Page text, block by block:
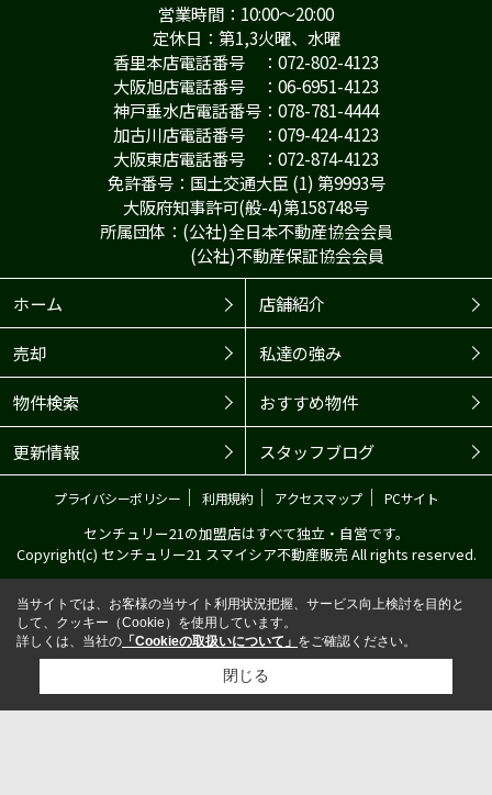
営業時間：10:00～20:00
定休日：第1,3火曜、水曜
香里本店電話番号 ：072-802-4123
大阪旭店電話番号 ：06-6951-4123
神戸垂水店電話番号：078-781-4444
加古川店電話番号 ：079-424-4123
大阪東店電話番号 ：072-874-4123
免許番号：国土交通大臣 (1) 第9993号
大阪府知事許可(般-4)第158748号
所属団体：(公社)全日本不動産協会会員
(公社)不動産保証協会会員
ホーム
店舗紹介
売却 私達の強み
物件検索 おすすめ物件
更新情報 スタッフブログ
プライバシーポリシー ｜ 利用規約｜ アクセスマップ｜ PCサイト
センチュリー21の加盟店はすべて独立・自営です。
Copyright(c) センチュリー21 スマイシア不動産販売 All rights reserved.
当サイトでは、お客様の当サイト利用状況把握、サービス向上検討を目的と
して、クッキー（Cookie）を使用しています。
詳しくは、当社の 「Cookieの取扱いについて」 をご確認ください。
閉じる